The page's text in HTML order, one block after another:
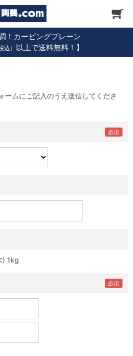
！カービングプレーン
込） 以上で送料無料！】
ームにご記入のうえ送信してくださ
) 1kg